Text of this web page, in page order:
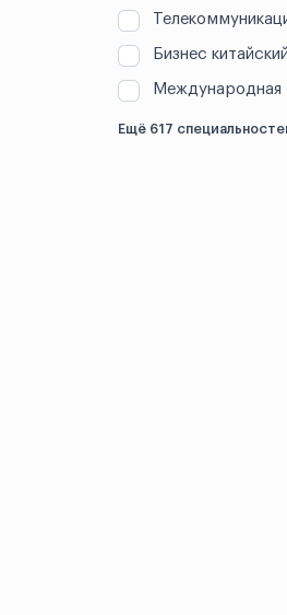
Лохэ
Лоян
Бизнес китайский
Международная
Ещё 617